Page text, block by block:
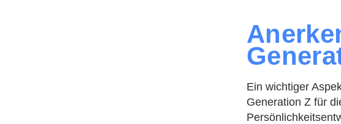
Ein wichtiger
Generation Z für